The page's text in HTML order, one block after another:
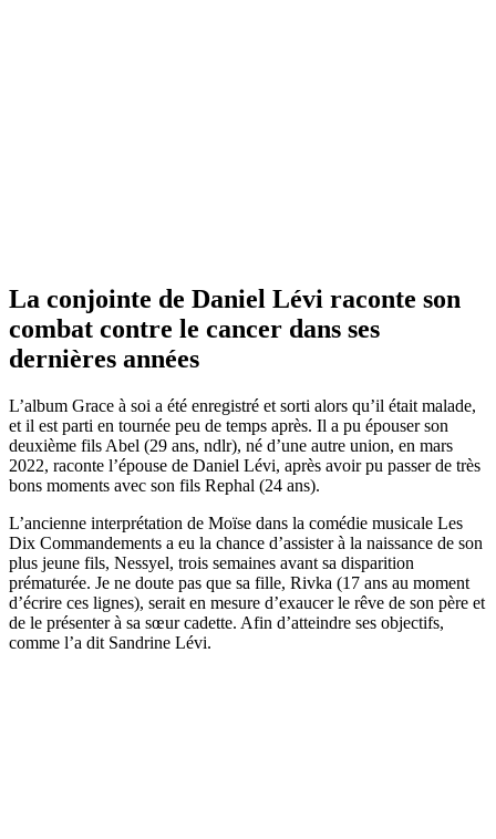
La conjointe de Daniel Lévi raconte son
combat contre le cancer dans ses
dernières années
L’album Grace à soi a été enregistré et sorti alors qu’il était malade,
et il est parti en tournée peu de temps après. Il a pu épouser son
deuxième fils Abel (29 ans, ndlr), né d’une autre union, en mars
2022, raconte l’épouse de Daniel Lévi, après avoir pu passer de très
bons moments avec son fils Rephal (24 ans).
L’ancienne interprétation de Moïse dans la comédie musicale Les
Dix Commandements a eu la chance d’assister à la naissance de son
plus jeune fils, Nessyel, trois semaines avant sa disparition
prématurée. Je ne doute pas que sa fille, Rivka (17 ans au moment
d’écrire ces lignes), serait en mesure d’exaucer le rêve de son père et
de le présenter à sa sœur cadette. Afin d’atteindre ses objectifs,
comme l’a dit Sandrine Lévi.